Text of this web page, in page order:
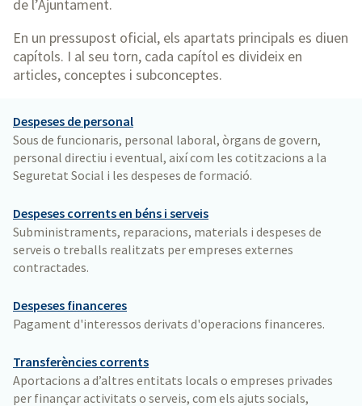
de l’Ajuntament.
En un pressupost oficial, els apartats principals es diuen
capítols. I al seu torn, cada capítol es divideix en
articles, conceptes i subconceptes.
Despeses de personal
Sous de funcionaris, personal laboral, òrgans de govern,
personal directiu i eventual, així com les cotitzacions a la
Seguretat Social i les despeses de formació.
Despeses corrents en béns i serveis
Subministraments, reparacions, materials i despeses de
serveis o treballs realitzats per empreses externes
contractades.
Despeses financeres
Pagament d'interessos derivats d'operacions financeres.
Transferències corrents
Aportacions a d’altres entitats locals o empreses privades
per finançar activitats o serveis, com els ajuts socials,